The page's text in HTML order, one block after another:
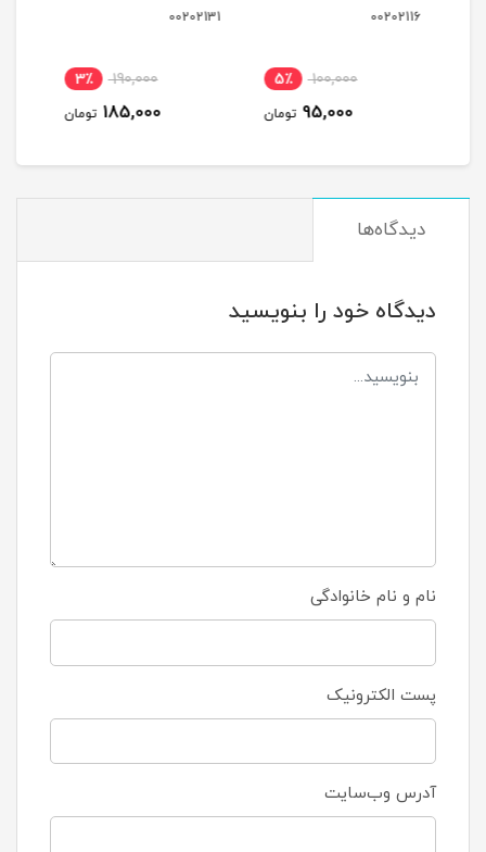
00202116
100,000 5٪
95,000 تومان
00202131
190,000 3٪
185,000 تومان
دیدگاه‌ها
دیدگاه خود را بنویسید
نام و نام خانوادگی
پست الکترونیک
آدرس وب‌سایت